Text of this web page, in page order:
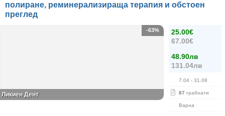
полиране, реминерализираща терапия и обстоен
преглед
25.00€
67.00€
48.90лв
131.04лв
7.04 - 31.08
87 грабнати
Варна
-63%
Ликиен Дент